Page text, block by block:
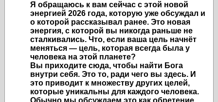
Я обращаюсь к вам сейчас с этой новой
энергией 2026 года, которую уже обсуждал и
о которой рассказывал ранее. Это новая
энергия, с которой вы никогда раньше не
сталкивались. Что, если ваша цель начнёт
меняться — цель, которая всегда была у
человека на этой планете?
Вы приходите сюда, чтобы найти Бога
внутри себя. Это то, ради чего вы здесь. И
это приводит к множеству других целей,
которые уникальны для каждого человека.
Обычно мы обсуждаем это как обретение